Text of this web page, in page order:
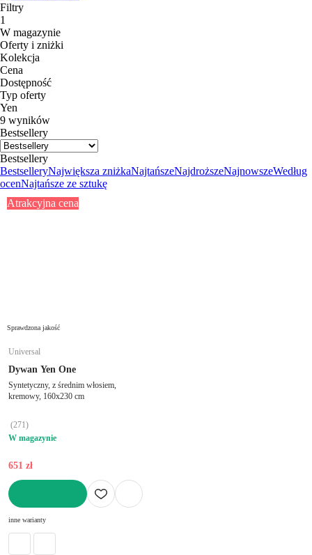
Filtry
1
W magazynie
Oferty i zniżki
Kolekcja
Cena
Dostępność
Typ oferty
Yen
9 wyników
Bestsellery
Bestsellery
BestselleryNajwiększa zniżkaNajtańszeNajdroższeNajnowszeWedług
ocenNajtańsze ze sztukę
Atrakcyjna cena
Sprawdzona jakość
Universal
Dywan Yen One
Syntetyczny, z średnim włosiem,
kremowy, 160x230 cm
(271)
W magazynie
651 zł
inne warianty